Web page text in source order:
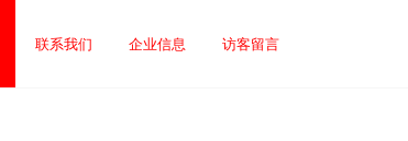
联系我们 企业信息 访客留言